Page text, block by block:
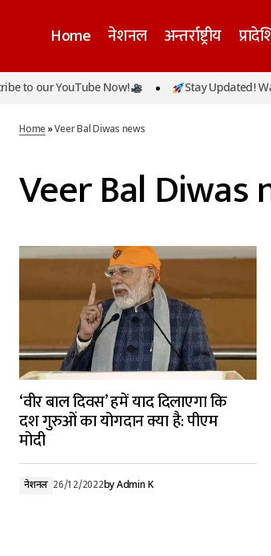
Home नेशनल अन्तर्राष्ट्रीय
to our YouTube Now! Stay Updated!
Home»Veer Bal Diwas news
Veer Bal Diwas
‘वीर बाल दिवस’ हमें याद दिलाएगा कि
दश गुरुओं का योगदान क्या है: पीएम
मोदी
नेशनल 26/12/2022byAdmin K